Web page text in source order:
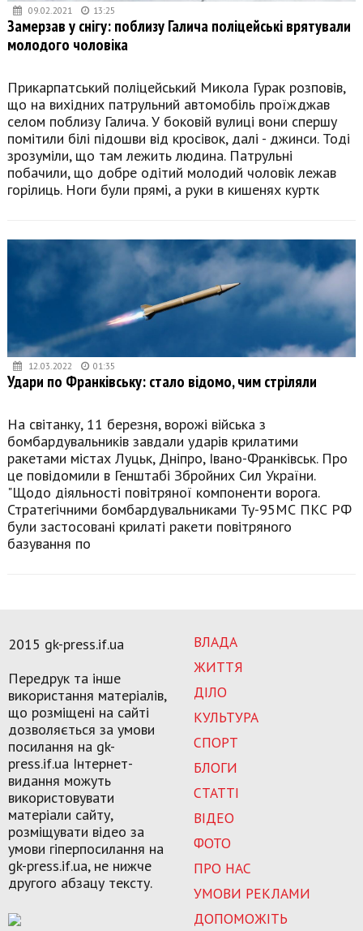
09.02.2021 13:25
Замерзав у снігу: поблизу Галича поліцейські врятували
молодого чоловіка
Прикарпатський поліцейський Микола Гурак розповів,
що на вихідних патрульний автомобіль проїжджав
селом поблизу Галича. У боковій вулиці вони спершу
помітили білі підошви від кросівок, далі - джинси. Тоді
зрозуміли, що там лежить людина. Патрульні
побачили, що добре одітий молодий чоловік лежав
горілиць. Ноги були прямі, а руки в кишенях куртк
12.03.2022 01:35
Удари по Франківську: стало відомо, чим стріляли
На світанку, 11 березня, ворожі війська з
бомбардувальників завдали ударів крилатими
ракетами містах Луцьк, Дніпро, Івано-Франківськ. Про
це повідомили в Генштабі Збройних Сил України.
"Щодо діяльності повітряної компоненти ворога.
Стратегічними бомбардувальниками Ту-95МС ПКС РФ
були застосовані крилаті ракети повітряного
базування по
ВЛАДА
ЖИТТЯ
ДІЛО
КУЛЬТУРА
СПОРТ
БЛОГИ
СТАТТІ
ВІДЕО
ФОТО
ПРО НАС
УМОВИ РЕКЛАМИ
ДОПОМОЖІТЬ
2015 gk-press.if.ua
Передрук та інше
використання матеріалів,
що розміщені на сайті
дозволяється за умови
посилання на gk-
press.if.ua Інтернет-
видання можуть
використовувати
матеріали сайту,
розміщувати відео за
умови гіперпосилання на
gk-press.if.ua, не нижче
другого абзацу тексту.